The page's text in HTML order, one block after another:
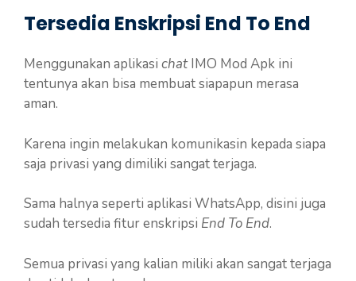
Tersedia Enskripsi End To End
Menggunakan aplikasi chatIMO Mod Apk ini
tentunya akan bisa membuat siapapun merasa
aman.
Karena ingin melakukan komunikasin kepada siapa
saja privasi yang dimiliki sangat terjaga.
Sama halnya seperti aplikasi WhatsApp, disini juga
sudah tersedia fitur enskripsi End To End.
Semua privasi yang kalian miliki akan sangat terjaga